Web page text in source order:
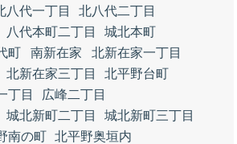
八代一丁目
北八代二丁目
八代本町二丁目
城北本町
町 南新在家
北新在家一丁目
北新在家三丁目
北平野台町
丁目
広峰二丁目
城北新町二丁目
城北新町三丁目
南の町 北平野奥垣内